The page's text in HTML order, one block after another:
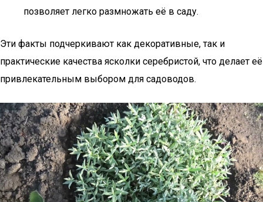
позволяет легко размножать её в саду.
Эти факты подчеркивают как декоративные, так и
практические качества ясколки серебристой, что делает её
привлекательным выбором для садоводов.